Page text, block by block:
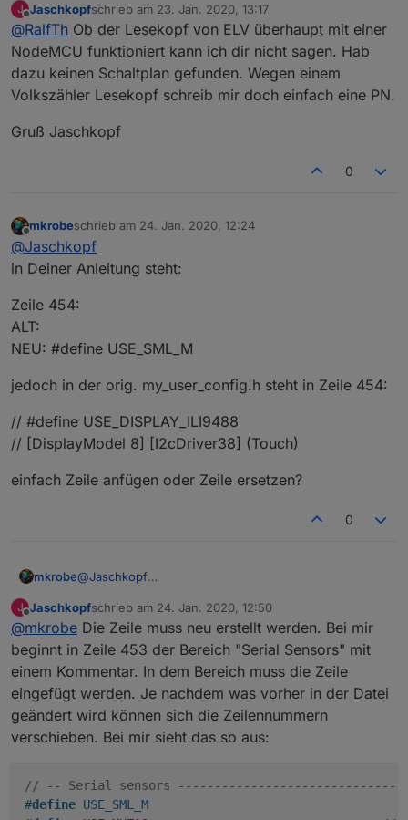
habe ich schon gefunden.
Ich tippe auf Pin6
Bliebe für mich der Anschluss an +5V, GND und RX am
mit Infrarot Sender und Empfänger.
Ich hätte Interesse an einem Bausatz des Volkszählers.
Was soll der denn Kosten?
J
Offline
Jaschkopfschrieb am 23. Jan. 2020, 13:17
zuletzt editiert von
@RalfTh Ob der Lesekopf von ELV überhaupt mit einer
NodeMCU funktioniert kann ich dir nicht sagen. Hab
dazu keinen Schaltplan gefunden. Wegen einem
Volkszähler Lesekopf schreib mir doch einfach eine PN.
Gruß Jaschkopf
0
Offline
mkrobeschrieb am 24. Jan. 2020, 12:24
zuletzt editiert von
@Jaschkopf
in Deiner Anleitung steht:
Zeile 454:
ALT:
NEU: #define USE_SML_M
jedoch in der orig. my_user_config.h steht in Zeile 454:
// #define USE_DISPLAY_ILI9488
// [DisplayModel 8] [I2cDriver38] (Touch)
einfach Zeile anfügen oder Zeile ersetzen?
0
mkrobe@Jaschkopf
Zeile 454:
ALT:
NEU: #define USE_SML_M
jedoch in der orig. my_user_config.h steht in Zeile 454:
// #define USE_DISPLAY_ILI9488
// [DisplayModel 8] [I2cDriver38] (Touch)
einfach Zeile anfügen oder Zeile ersetzen?
J
Offline
Jaschkopfschrieb am 24. Jan. 2020, 12:50
zuletzt editiert von
@mkrobe Die Zeile muss neu erstellt werden. Bei mir
beginnt in Zeile 453 der Bereich "Serial Sensors" mit
einem Kommentar. In dem Bereich muss die Zeile
eingefügt werden. Je nachdem was vorher in der Datei
geändert wird können sich die Zeilennummern
verschieben. Bei mir sieht das so aus:
// -- Serial sensors ------------------------------
#define USE_SML_M